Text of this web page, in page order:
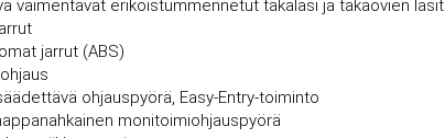
vaimentavat erikoistummennetut takalasi ja takaovien lasit
jarrut (ABS)
ohjauspyörä, Easy-Entry-toiminto
monitoimiohjauspyörä